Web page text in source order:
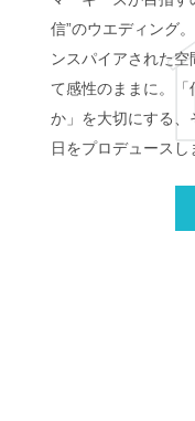
信”のウエディング
ンスパイアされた
て感性のままに。
か」を大切にする
日をプロデュースし